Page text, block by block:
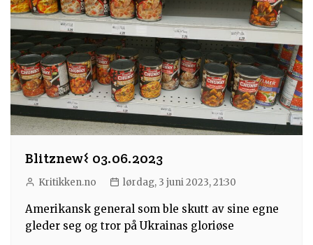
Blitznew𐌔 03.06.2023
Kritikken.no lørdag, 3 juni 2023, 21:30
Amerikansk general som ble skutt av sine egne
gleder seg og tror på Ukrainas gloriøse